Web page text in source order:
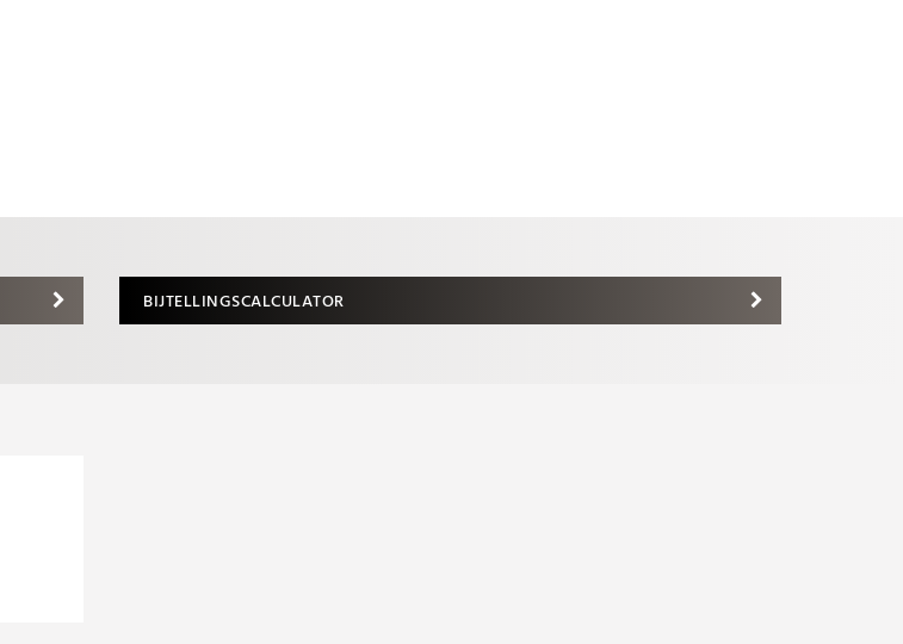
BIJTELLINGSCALCULATOR